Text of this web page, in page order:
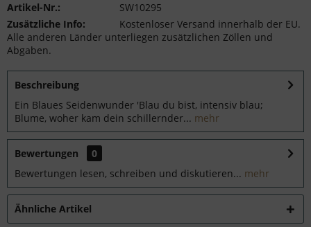
Artikel-Nr.:
SW10295
Zusätzliche Info:
Kostenloser Versand innerhalb der EU.
Alle anderen Länder unterliegen zusätzlichen Zöllen und
Abgaben.
Beschreibung
Ein Blaues Seidenwunder 'Blau du bist, intensiv blau;
Blume, woher kam dein schillernder... mehr
Bewertungen
0
Bewertungen lesen, schreiben und diskutieren... mehr
Ähnliche Artikel